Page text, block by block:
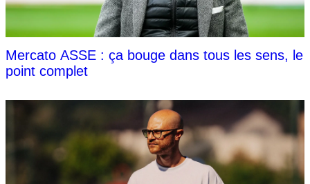
Mercato ASSE : ça bouge dans tous les sens, le
point complet